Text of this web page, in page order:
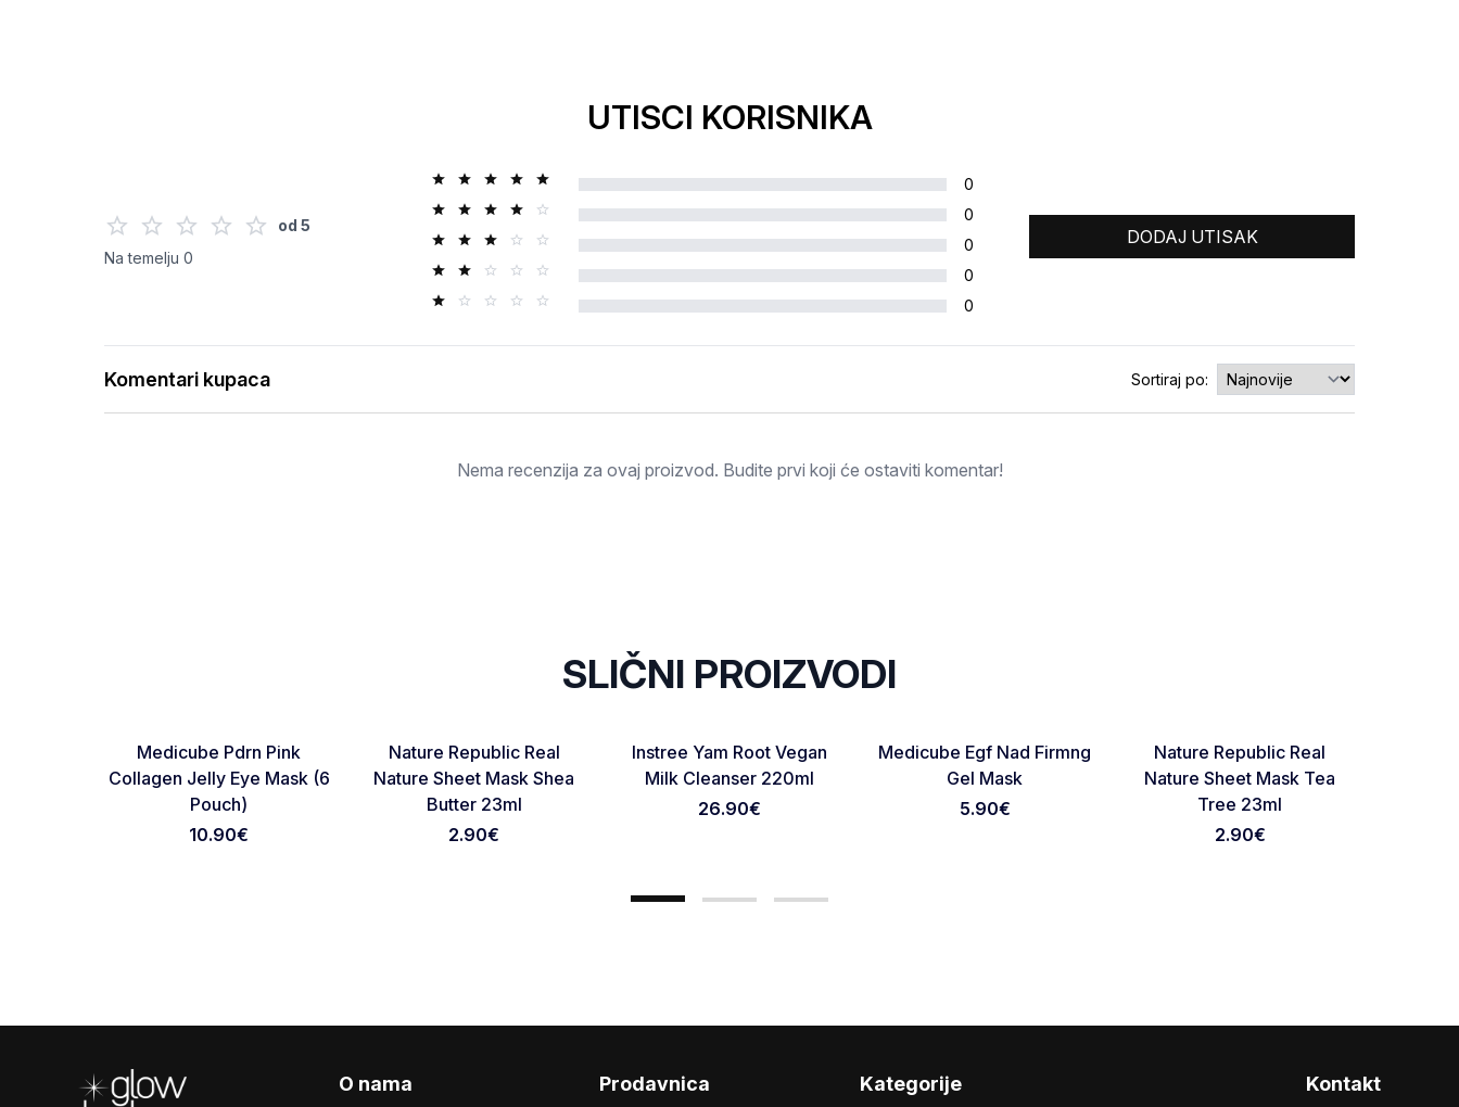
UTISCI KORISNIKA
od 5
Na temelju 0
0
0
0
0
0
DODAJ UTISAK
Ocjena
Otkaži pregled Pošaljite pregled
Komentari kupaca Sortiraj po:
Nema recenzija za ovaj proizvod. Budite prvi koji će ostaviti komentar!
SLIČNI PROIZVODI
Medicube Pdrn Pink
Collagen Jelly Eye Mask (6
Pouch)
10.90€
Nature Republic Real
Nature Sheet Mask Shea
Butter 23ml
2.90€
Favorite
Instree Yam Root Vegan
Milk Cleanser 220ml
26.90€
Favorite
Medicube Egf Nad Firmng
Gel Mask
5.90€
Nature Republic Real
Nature Sheet Mask Tea
Tree 23ml
2.90€
O nama Prodavnica Kategorije Kontakt